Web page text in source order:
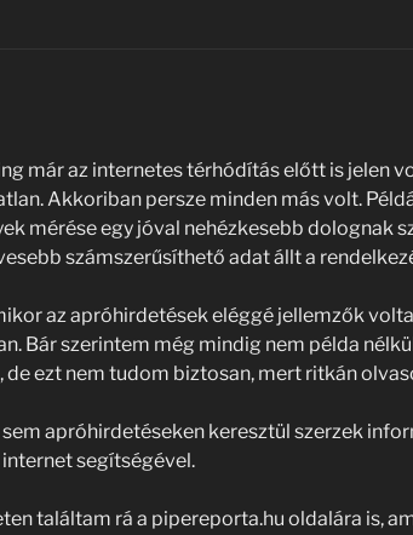
már az internetes térhódítás előtt is jelen
Akkoriban persze minden más volt.
mérése egy jóval nehézkesebb dolognak
számszerűsíthető adat állt a
az apróhirdetések eléggé jellemzők
Bár szerintem még mindig nem példa
de ezt nem tudom biztosan, mert ritkán
apróhirdetéseken keresztül szerzek
segítségével.
találtam rá a pipereporta.hu oldalára is,